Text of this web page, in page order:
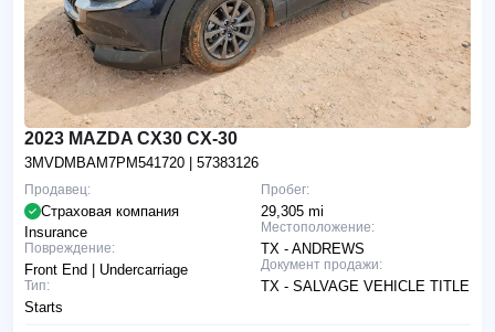
2023 MAZDA CX30 CX-30
3MVDMBAM7PM541720 | 57383126
Пробег:
29,305 mi
Местоположение:
TX - ANDREWS
Документ продажи:
TX - SALVAGE VEHICLE TITLE
Продавец:
Страховая компания
Insurance
Повреждение:
Front End | Undercarriage
Тип:
Starts